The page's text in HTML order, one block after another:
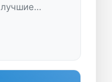
комфортно и
поиска